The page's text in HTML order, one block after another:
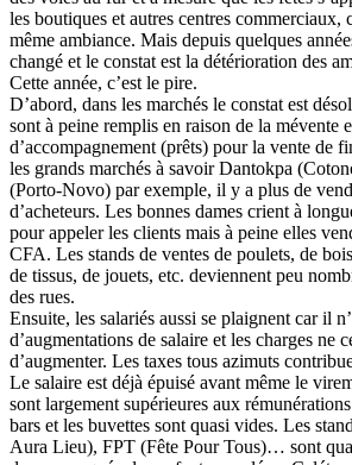
les boutiques et autres centres commerciaux,
même ambiance. Mais depuis quelques
changé et le constat est la détérioration des
Cette année, c’est le pire.
D’abord, dans les marchés le constat est
sont à peine remplis en raison de la mévente
d’accompagnement (prêts) pour la vente de
les grands marchés à savoir Dantokpa
(Porto-Novo) par exemple, il y a plus de
d’acheteurs. Les bonnes dames crient à
pour appeler les clients mais à peine elles
CFA. Les stands de ventes de poulets, de
de tissus, de jouets, etc. deviennent peu
des rues.
Ensuite, les salariés aussi se plaignent car il
d’augmentations de salaire et les charges ne
d’augmenter. Les taxes tous azimuts
Le salaire est déjà épuisé avant même le
sont largement supérieures aux
bars et les buvettes sont quasi vides. Les
Aura Lieu), FPT (Fête Pour Tous)… sont